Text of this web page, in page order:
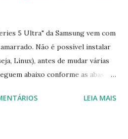
5 Ultra" da Samsung vem com
Não é possível instalar
Linux), antes de mudar várias
abaixo conforme as abas, a
para acessar a BIOS e então faça
LEIA MAIS